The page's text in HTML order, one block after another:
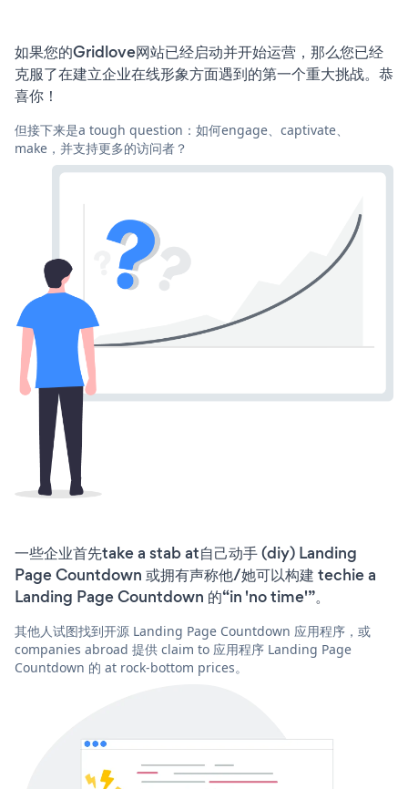
如果您的Gridlove网站已经启动并开始运营，那么您已经
克服了在建立企业在线形象方面遇到的第一个重大挑战。恭
喜你！
但接下来是a tough question：如何engage、captivate、
make，并支持更多的访问者？
一些企业首先take a stab at自己动手 (diy) Landing
Page Countdown 或拥有声称他/她可以构建 techie a
Landing Page Countdown 的“in 'no time'”。
其他人试图找到开源 Landing Page Countdown 应用程序，或
companies abroad 提供 claim to 应用程序 Landing Page
Countdown 的 at rock-bottom prices。